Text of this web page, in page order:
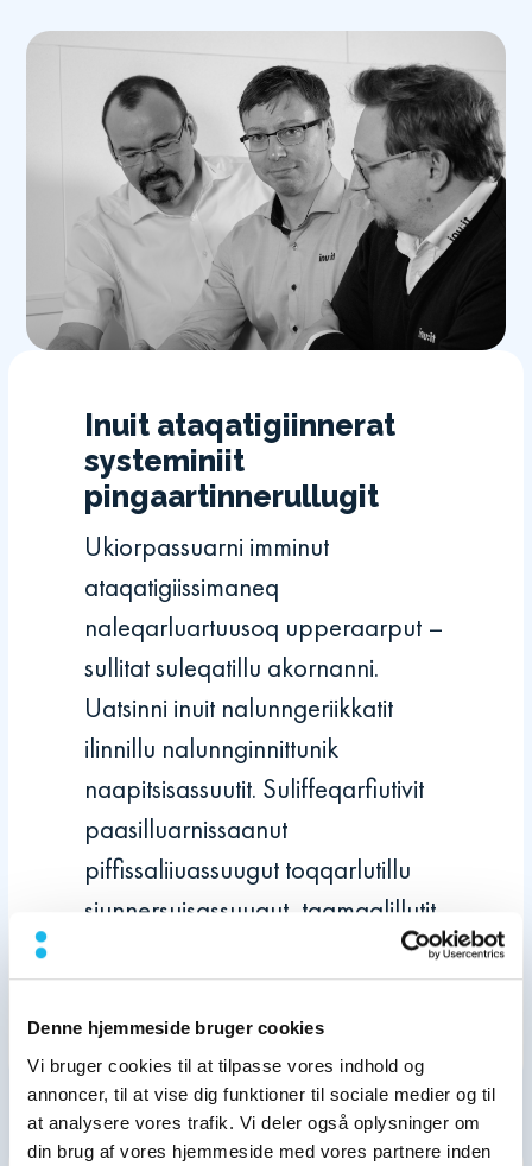
Denne hjemmeside bruger cookies
Vi bruger cookies til at tilpasse vores indhold og
annoncer, til at vise dig funktioner til sociale medier og til
at analysere vores trafik. Vi deler også oplysninger om
din brug af vores hjemmeside med vores partnere inden
Inuit ataqatigiinnerat
systeminiit
pingaartinnerullugit
Ukiorpassuarni imminut
ataqatigiissimaneq
naleqarluartuusoq upperaarput –
sullitat suleqatillu akornanni.
Uatsinni inuit nalunngeriikkatit
ilinnillu nalunnginnittunik
naapitsisassuutit. Suliffeqarfiutivit
paasilluarnissaanut
piffissaliiuassuugut toqqarlutillu
siunnersuisassuugut, taamaalillutit
aalajagiisinnaassuseqalissaatit.